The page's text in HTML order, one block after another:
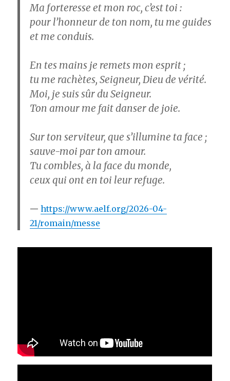
Ma forteresse et mon roc, c’est toi :
pour l’honneur de ton nom, tu me guides
et me conduis.
En tes mains je remets mon esprit ;
tu me rachètes, Seigneur, Dieu de vérité.
Moi, je suis sûr du Seigneur.
Ton amour me fait danser de joie.
Sur ton serviteur, que s’illumine ta face ;
sauve-moi par ton amour.
Tu combles, à la face du monde,
ceux qui ont en toi leur refuge.
https://www.aelf.org/2026-04-
21/romain/messe